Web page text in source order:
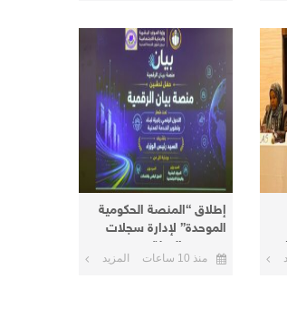
إطلاق “المنصة الحكومية
الموحدة” لإدارة سجلات
موظفي الدولة
منذ 10 ساعات المزيد